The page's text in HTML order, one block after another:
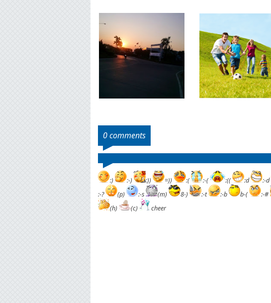
0 comments
:) :-) :)) =)) :( :-( :(( :d :-d
:-?
(p) :-s (m) 8-) :-t :-b b-( :-#
(h)
(c) cheer